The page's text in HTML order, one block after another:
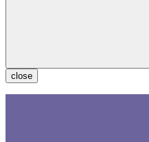
close